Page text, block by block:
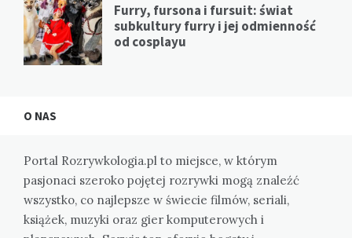
Furry, fursona i fursuit: świat
subkultury furry i jej odmienność
od cosplayu
O NAS
Portal Rozrywkologia.pl to miejsce, w którym
pasjonaci szeroko pojętej rozrywki mogą znaleźć
wszystko, co najlepsze w świecie filmów, seriali,
książek, muzyki oraz gier komputerowych i